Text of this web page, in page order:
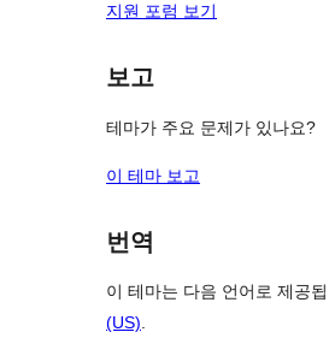
지원 포럼 보기
보고
테마가 주요 문제가 있나요?
이 테마 보고
번역
이 테마는 다음 언어로 제공
(US).